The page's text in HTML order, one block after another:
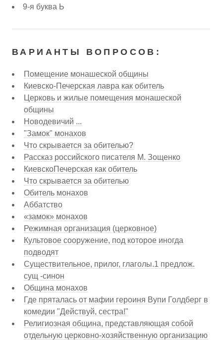
9-я буква Ь
ВАРИАНТЫ ВОПРОСОВ:
Помещение монашеской общины
Киевско-Печерская лавра как обитель
Церковь и жилые помещения монашеской
общины
Новодевичий ...
"Замок" монахов
Что скрывается за обителью?
Рассказ российского писателя М. Зощенко
КиевскоПечерская как обитель
Что скрывается за обителью
Обитель монахов
Аббатство
«замок» монахов
Режимная организация (церковное)
Культовое сооружение, под которое иногда
подводят
Существительное, прилог, глаголы.1 предлож.
сущ -синон
Община монахов
Где пряталась от мафии героиня Вупи Голдберг в
комедии "Действуй, сестра!"
Религиозная община, представляющая собой
отдельную церковно-хозяйственную организацию